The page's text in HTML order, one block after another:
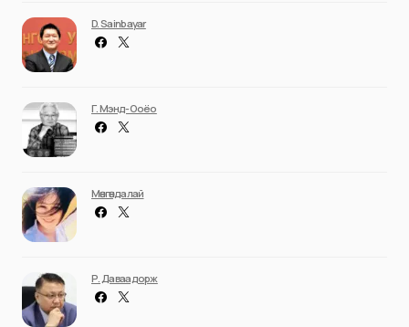
D. Sainbayar
Г. Мэнд-Ооёо
Мөнгөндалай
Р. Даваадорж